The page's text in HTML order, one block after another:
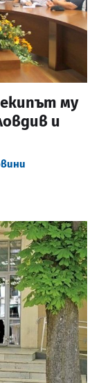
му
и